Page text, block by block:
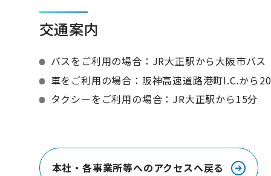
交通案内
バスをご利用の場合：JR大正駅から大阪市バ
車をご利用の場合：阪神高速道路港町I.C.から
タクシーをご利用の場合：JR大正駅から15分
本社・各事業所等へのアクセスへ戻る